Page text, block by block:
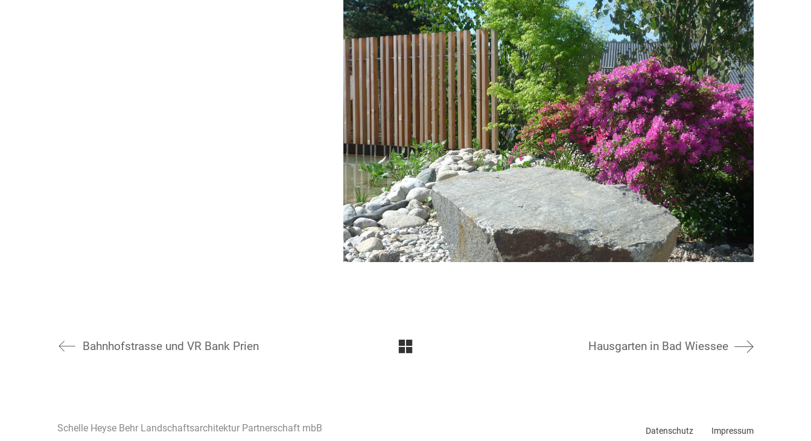
Bahnhofstrasse und VR Bank Prien Hausgarten in Bad Wiessee
Schelle Heyse Behr Landschaftsarchitektur Partnerschaft mbB Impressum
Datenschutz